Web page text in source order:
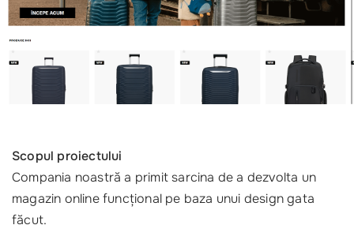
Scopul proiectului
Compania noastră a primit sarcina de a dezvolta un
magazin online funcțional pe baza unui design gata
făcut.